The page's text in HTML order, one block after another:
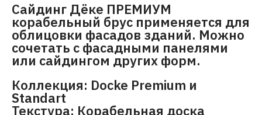
Сайдинг Дёке ПРЕМИУМ
корабельный брус применяется для
облицовки фасадов зданий. Можно
сочетать с фасадными панелями
или сайдингом других форм.
Коллекция: Docke Premium и
Standart
Текстура: Корабельная доска